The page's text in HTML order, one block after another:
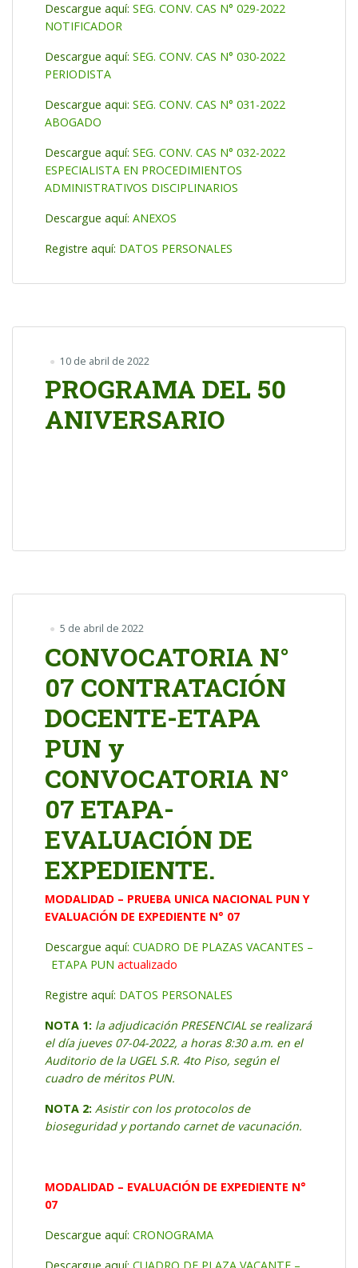
Descargue aquí: SEG. CONV. CAS N° 029-2022
NOTIFICADOR
Descargue aquí: SEG. CONV. CAS N° 030-2022
PERIODISTA
Descargue aqui: SEG. CONV. CAS N° 031-2022
ABOGADO
Descargue aquí: SEG. CONV. CAS N° 032-2022
ESPECIALISTA EN PROCEDIMIENTOS
ADMINISTRATIVOS DISCIPLINARIOS
Descargue aquí: ANEXOS
Registre aquí: DATOS PERSONALES
10 de abril de 2022
PROGRAMA DEL 50
ANIVERSARIO
5 de abril de 2022
CONVOCATORIA N°
07 CONTRATACIÓN
DOCENTE-ETAPA
PUN y
CONVOCATORIA N°
07 ETAPA-
EVALUACIÓN DE
EXPEDIENTE.
MODALIDAD – PRUEBA UNICA NACIONAL PUN Y
EVALUACIÓN DE EXPEDIENTE N° 07
Descargue aquí: CUADRO DE PLAZAS VACANTES –
ETAPA PUN actualizado
Registre aquí: DATOS PERSONALES
NOTA 1: la adjudicación PRESENCIAL se realizará
el día jueves 07-04-2022, a horas 8:30 a.m. en el
Auditorio de la UGEL S.R. 4to Piso, según el
cuadro de méritos PUN.
NOTA 2: Asistir con los protocolos de
bioseguridad y portando carnet de vacunación.
MODALIDAD – EVALUACIÓN DE EXPEDIENTE N°
07
Descargue aquí: CRONOGRAMA
Descargue aquí: CUADRO DE PLAZA VACANTE –